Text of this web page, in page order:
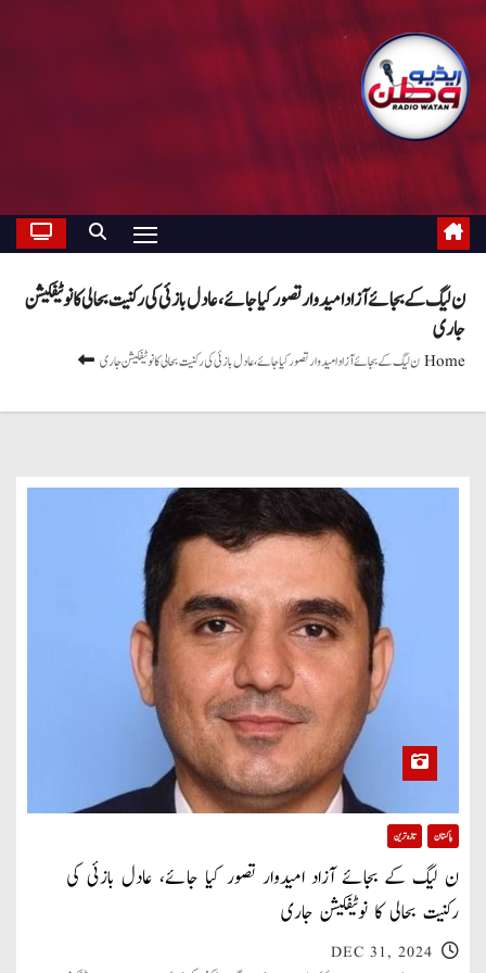
ن لیگ کے بجائے آزاد امیدوار تصور کیا جائے، عادل بازئی کی رکنیت بحالی کا نوٹیفکیشن
جاری
Homeن لیگ کے بجائے آزاد امیدوار تصور کیا جائے، عادل بازئی کی رکنیت بحالی کا نوٹیفکیشن جاری
پاکستان تازہ ترین
ن لیگ کے بجائے آزاد امیدوار تصور کیا جائے، عادل بازئی کی
رکنیت بحالی کا نوٹیفکیشن جاری
DEC 31, 2024